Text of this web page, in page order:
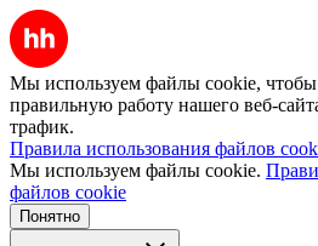
Мы используем файлы cookie, чтобы
правильную работу нашего веб-
трафик.
Правила использования файлов
Мы используем файлы cookie.
файлов cookie
Понятно